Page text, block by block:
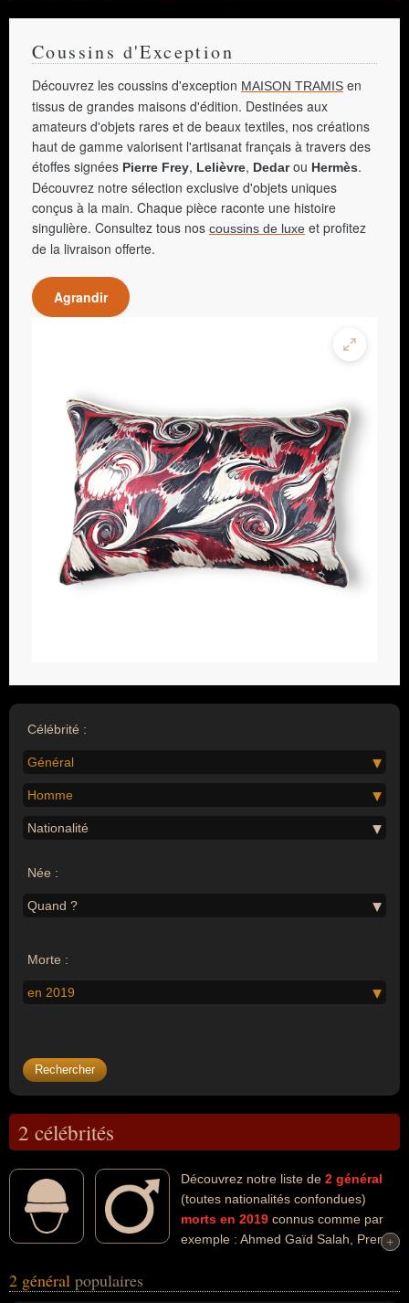
Coussins d'Exception
Découvrez les coussins d'exception MAISON TRAMIS en
tissus de grandes maisons d'édition. Destinées aux
amateurs d'objets rares et de beaux textiles, nos créations
haut de gamme valorisent l'artisanat français à travers des
étoffes signées Pierre Frey, Lelièvre, Dedarou Hermès.
Découvrez notre sélection exclusive d'objets uniques
conçus à la main. Chaque pièce raconte une histoire
singulière. Consultez tous nos coussins de luxe et profitez
de la livraison offerte.
Agrandir
Célébrité :
Général
Homme
Nationalité
Née :
Quand ?
Morte :
en 2019
2 célébrités
Découvrez notre liste de 2 général
(toutes nationalités confondues)
morts en 2019 connus comme par
exemple : Ahmed Gaïd Salah, Prem
avoir des liens variés dans les domaines de la politique. Ces
+
+
2 général populaires